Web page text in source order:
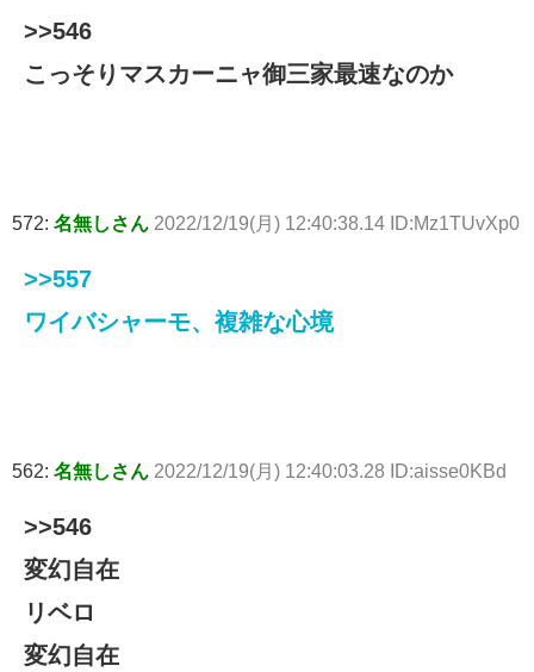
>>546
こっそりマスカーニャ御三家最速なのか
572: 名無しさん 2022/12/19(月) 12:40:38.14 ID:Mz1TUvXp0
>>557
ワイバシャーモ、複雑な心境
562: 名無しさん 2022/12/19(月) 12:40:03.28 ID:aisse0KBd
>>546
変幻自在
リベロ
変幻自在